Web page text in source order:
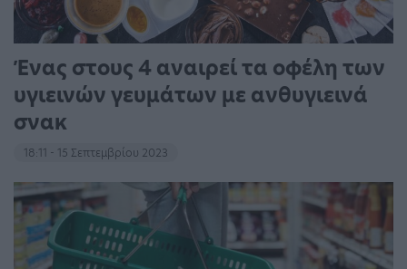
Ένας στους 4 αναιρεί τα οφέλη των
υγιεινών γευμάτων με ανθυγιεινά
σνακ
18:11 - 15 Σεπτεμβρίου 2023